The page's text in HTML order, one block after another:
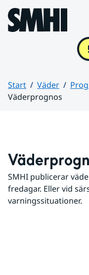
Hoppa till sidans innehåll
Start Väder
Väderprognos
SMHI publicerar
fredagar. Eller vid
varningssituationer.